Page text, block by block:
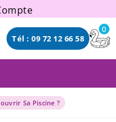
Tél : 09 72 12 66 58
0
Sa Piscine ?